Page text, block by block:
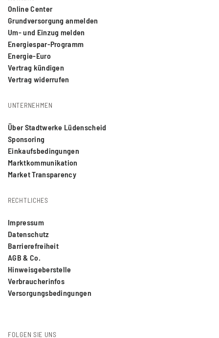
Online Center
Grundversorgung anmelden
Um- und Einzug melden
Energiespar-Programm
Energie-Euro
Vertrag kündigen
Vertrag widerrufen
UNTERNEHMEN
Über Stadtwerke Lüdenscheid
Sponsoring
Einkaufsbedingungen
Marktkommunikation
Market Transparency
RECHTLICHES
Impressum
Datenschutz
Barrierefreiheit
AGB & Co.
Hinweisgeberstelle
Verbraucherinfos
Versorgungsbedingungen
FOLGEN SIE UNS